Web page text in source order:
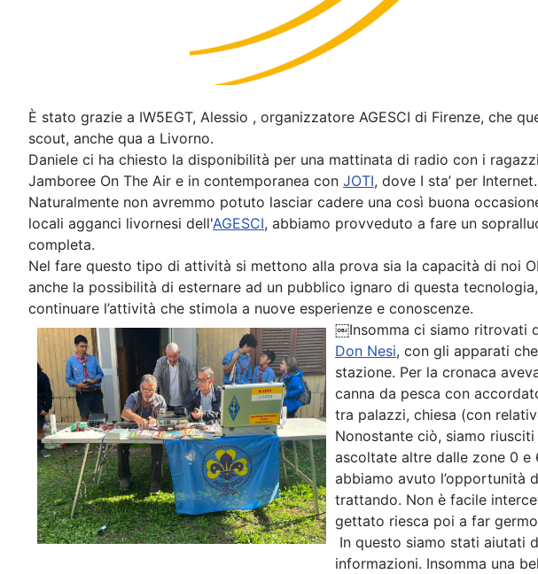
È stato grazie a IW5EGT, Alessio , organizzatore AGESCI di Firenze, che
scout, anche qua a Livorno.
Daniele ci ha chiesto la disponibilità per una mattinata di radio con i
Jamboree On The Air e in contemporanea con JOTI, dove I sta’ per Internet.
Naturalmente non avremmo potuto lasciar cadere una così buona
locali agganci livornesi dell'AGESCI, abbiamo provveduto a fare un
completa.
Nel fare questo tipo di attività si mettono alla prova sia la capacità di noi
anche la possibilità di esternare ad un pubblico ignaro di questa
continuare l’attività che stimola a nuove esperienze e conoscenze.
￼Insomma ci siamo ritrovati
Don Nesi, con gli apparati
stazione. Per la cronaca
canna da pesca con
tra palazzi, chiesa (con
Nonostante ciò, siamo
ascoltate altre dalle zone 0 e
abbiamo avuto l’opportunità
trattando. Non è facile
gettato riesca poi a far
In questo siamo stati aiutati
informazioni. Insomma una